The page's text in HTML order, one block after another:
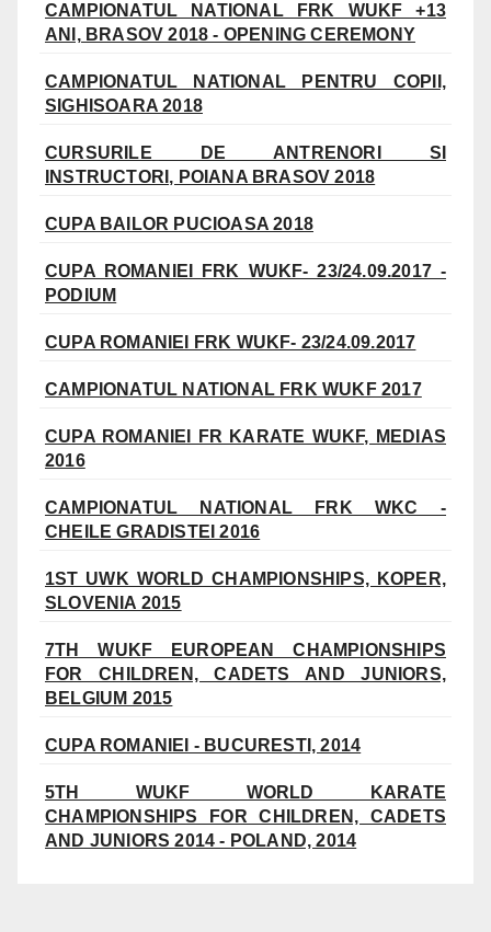
CAMPIONATUL NATIONAL FRK WUKF +13
ANI, BRASOV 2018 - OPENING CEREMONY
CAMPIONATUL NATIONAL PENTRU COPII,
SIGHISOARA 2018
CURSURILE DE ANTRENORI SI
INSTRUCTORI, POIANA BRASOV 2018
CUPA BAILOR PUCIOASA 2018
CUPA ROMANIEI FRK WUKF- 23/24.09.2017 -
PODIUM
CUPA ROMANIEI FRK WUKF- 23/24.09.2017
CAMPIONATUL NATIONAL FRK WUKF 2017
CUPA ROMANIEI FR KARATE WUKF, MEDIAS
2016
CAMPIONATUL NATIONAL FRK WKC -
CHEILE GRADISTEI 2016
1ST UWK WORLD CHAMPIONSHIPS, KOPER,
SLOVENIA 2015
7TH WUKF EUROPEAN CHAMPIONSHIPS
FOR CHILDREN, CADETS AND JUNIORS,
BELGIUM 2015
CUPA ROMANIEI - BUCURESTI, 2014
5TH WUKF WORLD KARATE
CHAMPIONSHIPS FOR CHILDREN, CADETS
AND JUNIORS 2014 - POLAND, 2014